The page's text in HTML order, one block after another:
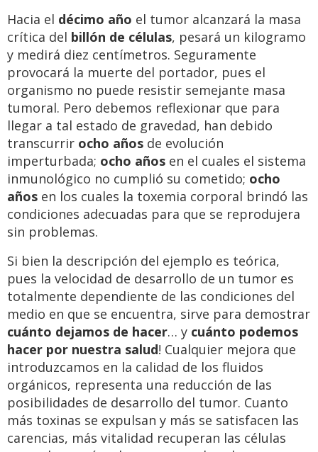
Hacia el décimo año el tumor alcanzará la masa
crítica del billón de células, pesará un kilogramo
y medirá diez centímetros. Seguramente
provocará la muerte del portador, pues el
organismo no puede resistir semejante masa
tumoral. Pero debemos reflexionar que para
llegar a tal estado de gravedad, han debido
transcurrir ocho años de evolución
imperturbada; ocho años en el cuales el sistema
inmunológico no cumplió su cometido; ocho
años en los cuales la toxemia corporal brindó las
condiciones adecuadas para que se reprodujera
sin problemas.
Si bien la descripción del ejemplo es teórica,
pues la velocidad de desarrollo de un tumor es
totalmente dependiente de las condiciones del
medio en que se encuentra, sirve para demostrar
cuánto dejamos de hacer… y cuánto podemos
hacer por nuestra salud! Cualquier mejora que
introduzcamos en la calidad de los fluidos
orgánicos, representa una reducción de las
posibilidades de desarrollo del tumor. Cuanto
más toxinas se expulsan y más se satisfacen las
carencias, más vitalidad recuperan las células